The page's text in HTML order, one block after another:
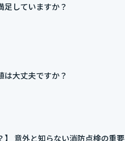
していますか？
は大丈夫ですか？
】 意外と知らない消防点検の重要